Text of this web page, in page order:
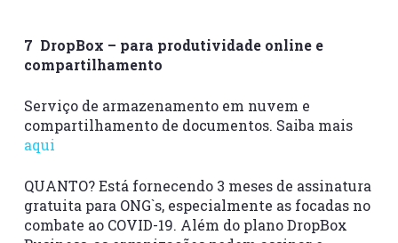
7 DropBox – para produtividade online e
compartilhamento
Serviço de armazenamento em nuvem e
compartilhamento de documentos. Saiba mais
aqui
QUANTO? Está fornecendo 3 meses de assinatura
gratuita para ONG`s, especialmente as focadas no
combate ao COVID-19. Além do plano DropBox